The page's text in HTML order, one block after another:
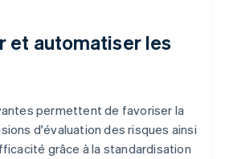
et automatiser les
permettent de favoriser la
d'évaluation des risques ainsi
grâce à la standardisation